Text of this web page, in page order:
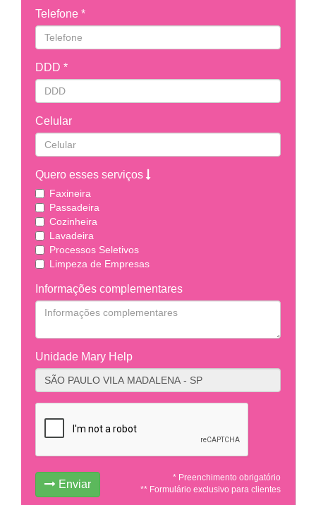
Telefone *
DDD *
Celular
Quero esses serviços
Faxineira
Passadeira
Cozinheira
Lavadeira
Processos Seletivos
Limpeza de Empresas
Informações complementares
Unidade Mary Help
Enviar
* Preenchimento obrigatório
** Formulário exclusivo para clientes